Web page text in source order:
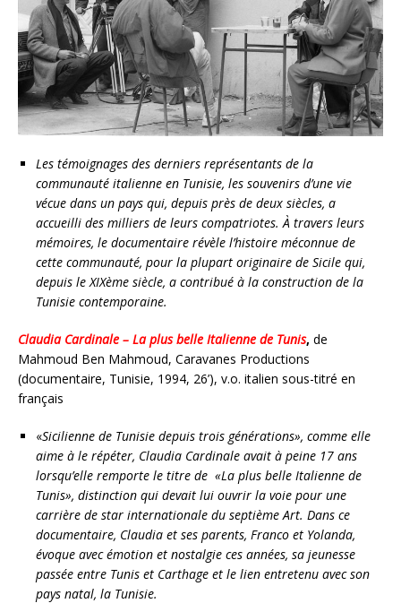
Les témoignages des derniers représentants de la
communauté italienne en Tunisie, les souvenirs d’une vie
vécue dans un pays qui, depuis près de deux siècles, a
accueilli des milliers de leurs compatriotes. À travers leurs
mémoires, le documentaire révèle l’histoire méconnue de
cette communauté, pour la plupart originaire de Sicile qui,
depuis le XIXème siècle, a contribué à la construction de la
Tunisie contemporaine.
Claudia Cardinale – La plus belle Italienne de Tunis, de
Mahmoud Ben Mahmoud, Caravanes Productions
(documentaire, Tunisie, 1994, 26’), v.o. italien sous-titré en
français
«Sicilienne de Tunisie depuis trois générations», comme elle
aime à le répéter, Claudia Cardinale avait à peine 17 ans
lorsqu’elle remporte le titre de «La plus belle Italienne de
Tunis», distinction qui devait lui ouvrir la voie pour une
carrière de star internationale du septième Art. Dans ce
documentaire, Claudia et ses parents, Franco et Yolanda,
évoque avec émotion et nostalgie ces années, sa jeunesse
passée entre Tunis et Carthage et le lien entretenu avec son
pays natal, la Tunisie.